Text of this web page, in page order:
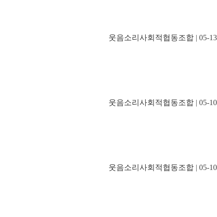
웃음소리사회적협동조합 | 05-13
웃음소리사회적협동조합 | 05-10
웃음소리사회적협동조합 | 05-10